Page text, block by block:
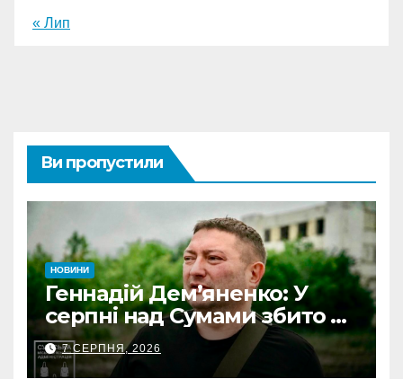
« Лип
Ви пропустили
НОВИНИ
Геннадій Дем’яненко: У
серпні над Сумами збито 6
КАБів
7 СЕРПНЯ, 2026